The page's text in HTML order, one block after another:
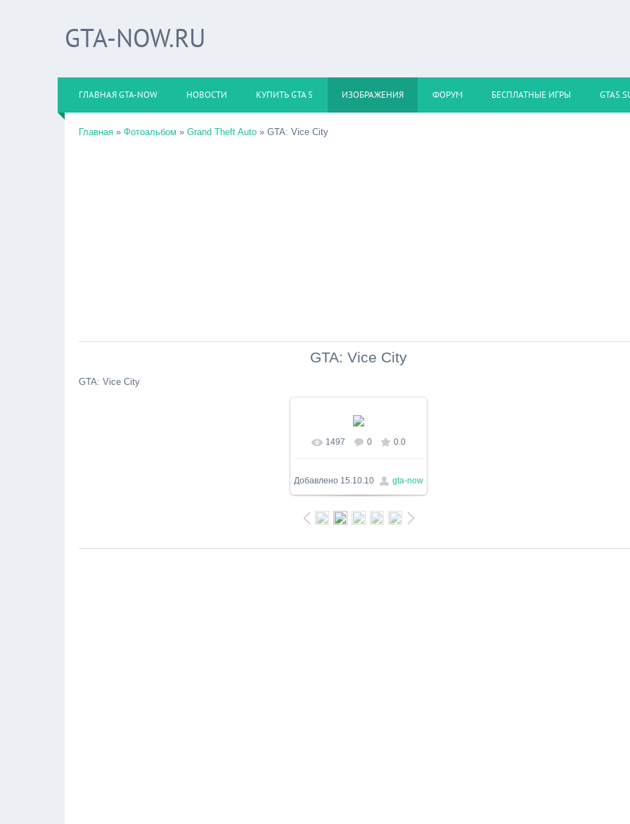
GTA-NOW.RU
ГЛАВНАЯ GTA-NOW НОВОСТИ КУПИТЬ GTA 5 ИЗОБРАЖЕНИЯ ФОРУМ БЕСПЛАТНЫЕ ИГРЫ
Главная » Фотоальбом » Grand Theft Auto » GTA: Vice City
GTA: Vice City
GTA: Vice City
В реальном размере
640x480/ 35.1Kb
1497 0 0.0
Добавлено 15.10.10 gta-now